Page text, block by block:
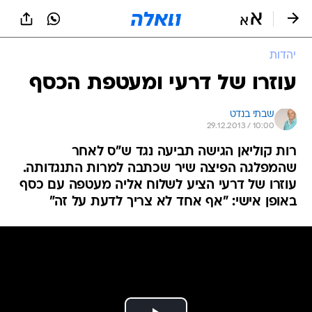
יהדות
עוזרו של דרעי ומעטפת הכסף
שבתי בנדט
29.12.2013 / 10:00
רות קוליאן הגישה תביעה נגד ש"ס לאחר
שהמפלגה הפיצה שיר שכתבה למרות התנגדותה.
עוזרו של דרעי הציע לשלוח אליה מעטפה עם כסף
באופן אישי: "אף אחד לא צריך לדעת על זה"